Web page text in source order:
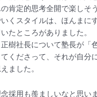
肯定的思考全開で楽しそ
くスタイルは、ほんまに
たところがありました。
正樹社長について塾長が「
くださって、それが自分
ました。
念採用も羨ましいなと思い